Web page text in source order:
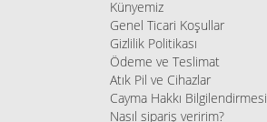
Künyemiz
Genel Ticari Koşullar
Gizlilik Politikası
Ödeme ve Teslimat
Atık Pil ve Cihazlar
Cayma Hakkı Bilgilendirmesi
Nasıl sipariş veririm?